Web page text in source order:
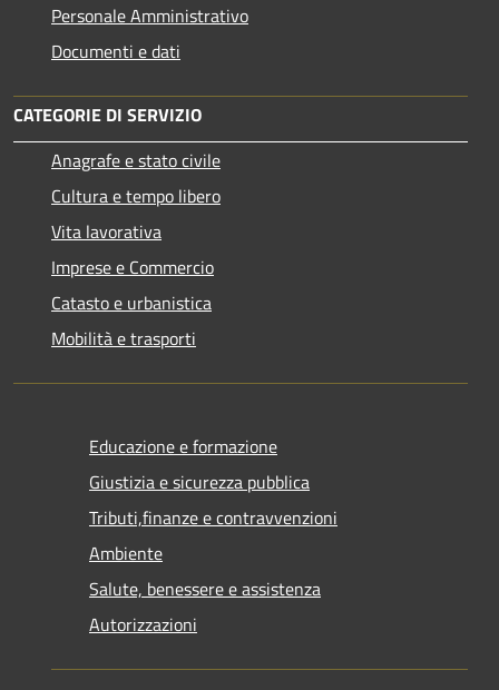
Personale Amministrativo
Documenti e dati
CATEGORIE DI SERVIZIO
Anagrafe e stato civile
Cultura e tempo libero
Vita lavorativa
Imprese e Commercio
Catasto e urbanistica
Mobilità e trasporti
Educazione e formazione
Giustizia e sicurezza pubblica
Tributi,finanze e contravvenzioni
Ambiente
Salute, benessere e assistenza
Autorizzazioni